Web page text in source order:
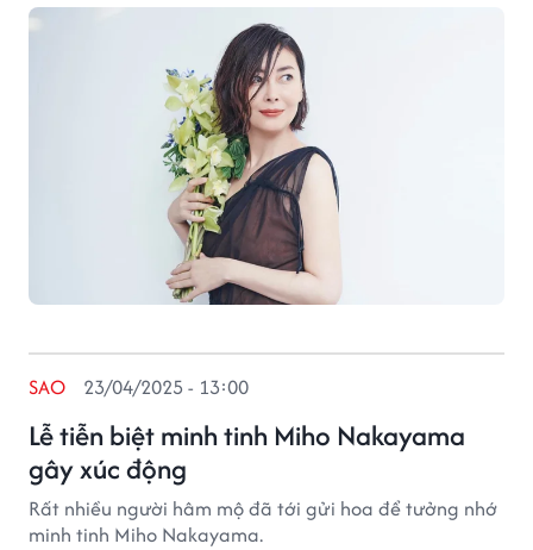
Lễ tiễn biệt minh tinh Miho Nakayama
gây xúc động
SAO 23/04/2025 - 13:00
Rất nhiều người hâm mộ đã tới gửi hoa để tưởng nhớ
minh tinh Miho Nakayama.